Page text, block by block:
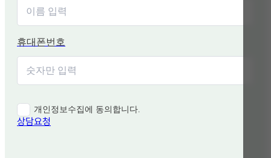
휴대폰번호
개인정보수집에 동의합니다.
상담요청